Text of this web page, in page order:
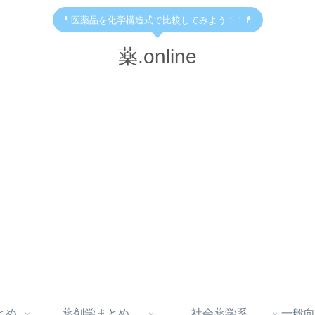
💊医薬品を化学構造式で比較してみよう！！💊
薬.online